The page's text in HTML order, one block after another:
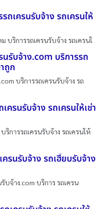
ถเครนรับจ้าง รถเครนให้
บริการรถเครนรับจ้าง รถเครนใ
รับจ้าง.com บริการรถ
ถูก
บริการรถเครนรับจ้าง รถ
ครนรับจ้าง รถเครนให้เช่า
ริการรถเครนรับจ้าง รถเครนให้
ครนรับจ้าง รถเฮี๊ยบรับจ้าง
บจ้าง.com บริการ รถเครน